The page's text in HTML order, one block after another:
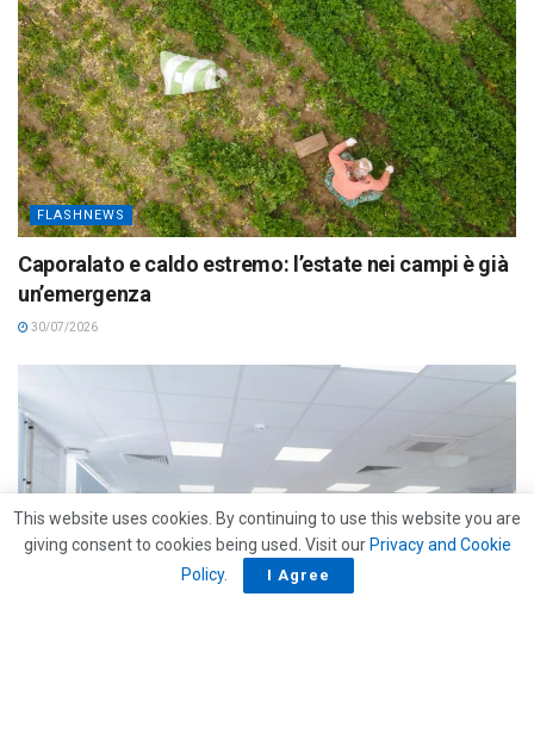
FLASHNEWS
Caporalato e caldo estremo: l’estate nei campi è già
un’emergenza
30/07/2026
This website uses cookies. By continuing to use this website you are
giving consent to cookies being used. Visit our Privacy and Cookie
Policy. I Agree